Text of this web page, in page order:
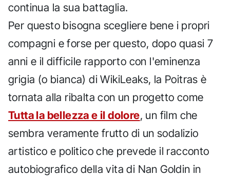
continua la sua battaglia.
Per questo bisogna scegliere bene i propri
compagni e forse per questo, dopo quasi 7
anni e il difficile rapporto con l'eminenza
grigia (o bianca) di WikiLeaks, la Poitras è
tornata alla ribalta con un progetto come
Tutta la bellezza e il dolore, un film che
sembra veramente frutto di un sodalizio
artistico e politico che prevede il racconto
autobiografico della vita di Nan Goldin in